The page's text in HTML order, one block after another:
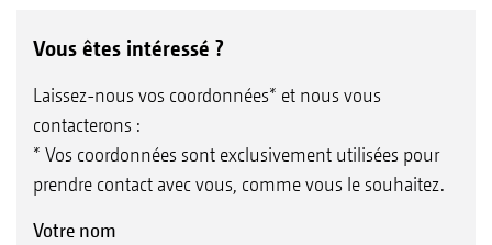
Vous êtes intéressé ?
Laissez-nous vos coordonnées* et nous vous
contacterons :
* Vos coordonnées sont exclusivement utilisées pour
prendre contact avec vous, comme vous le souhaitez.
Votre nom